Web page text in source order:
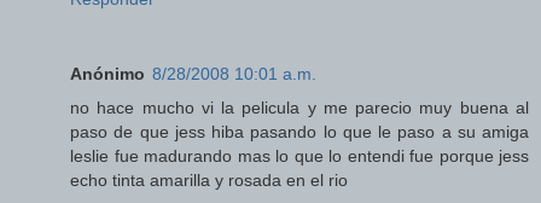
Anónimo 8/28/2008 10:01 a.m.
no hace mucho vi la pelicula y me parecio muy buena al
paso de que jess hiba pasando lo que le paso a su amiga
leslie fue madurando mas lo que lo entendi fue porque jess
echo tinta amarilla y rosada en el rio